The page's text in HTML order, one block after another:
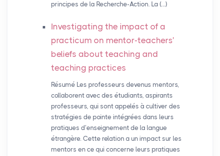
principes de la Recherche-Action. La (…)
Investigating the impact of a
practicum on mentor-teachers’
beliefs about teaching and
teaching practices
Résumé Les professeurs devenus mentors,
collaborent avec des étudiants, aspirants
professeurs, qui sont appelés à cultiver des
stratégies de pointe intégrées dans leurs
pratiques d’enseignement de la langue
étrangère. Cette relation a un impact sur les
mentors en ce qui concerne leurs pratiques